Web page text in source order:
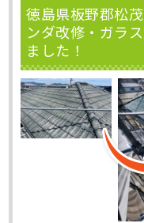
徳島県板野郡松
ンダ改修・ガラ
ました！